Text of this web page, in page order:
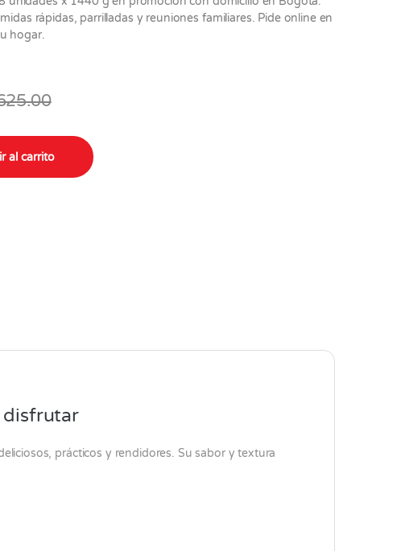
rápidas, parrilladas y reuniones familiares. Pide online en
hogar.
x 1440 gr quantity
al carrito
disfrutar
prácticos y rendidores. Su sabor y textura